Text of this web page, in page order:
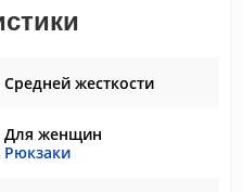
Средней жесткости
Для женщин
Рюкзаки